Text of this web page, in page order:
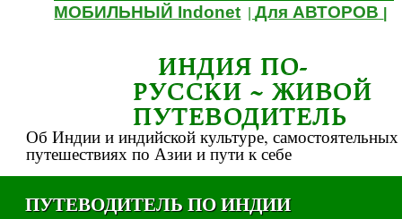
МОБИЛЬНЫЙ Indonet |Для АВТОРОВ
ИНДИЯ ПО-
РУССКИ ~ ЖИВОЙ
ПУТЕВОДИТЕЛЬ
Об Индии и индийской культуре, самостоятельных
путешествиях по Азии и пути к себе
ПУТЕВОДИТЕЛЬ ПО ИНДИИ